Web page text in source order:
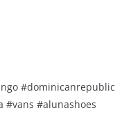
#dominicanrepublic
#alunashoes